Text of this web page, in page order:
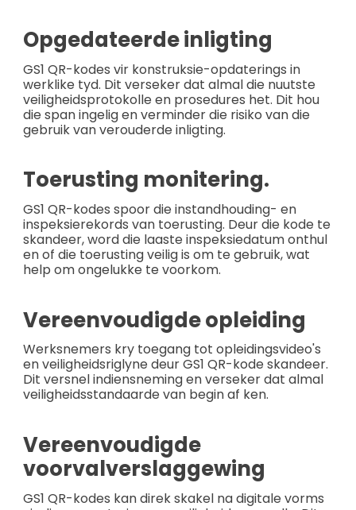
Opgedateerde inligting
GS1 QR-kodes vir konstruksie-opdaterings in
werklike tyd. Dit verseker dat almal die nuutste
veiligheidsprotokolle en prosedures het. Dit hou
die span ingelig en verminder die risiko van die
gebruik van verouderde inligting.
Toerusting monitering.
GS1 QR-kodes spoor die instandhouding- en
inspeksierekords van toerusting. Deur die kode te
skandeer, word die laaste inspeksiedatum onthul
en of die toerusting veilig is om te gebruik, wat
help om ongelukke te voorkom.
Vereenvoudigde opleiding
Werksnemers kry toegang tot opleidingsvideo's
en veiligheidsriglyne deur GS1 QR-kode skandeer.
Dit versnel indiensneming en verseker dat almal
veiligheidsstandaarde van begin af ken.
Vereenvoudigde
voorvalverslaggewing
GS1 QR-kodes kan direk skakel na digitale vorms